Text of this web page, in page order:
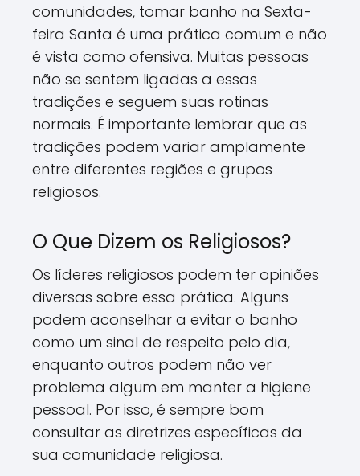
comunidades, tomar banho na Sexta-
feira Santa é uma prática comum e não
é vista como ofensiva. Muitas pessoas
não se sentem ligadas a essas
tradições e seguem suas rotinas
normais. É importante lembrar que as
tradições podem variar amplamente
entre diferentes regiões e grupos
religiosos.
O Que Dizem os Religiosos?
Os líderes religiosos podem ter opiniões
diversas sobre essa prática. Alguns
podem aconselhar a evitar o banho
como um sinal de respeito pelo dia,
enquanto outros podem não ver
problema algum em manter a higiene
pessoal. Por isso, é sempre bom
consultar as diretrizes específicas da
sua comunidade religiosa.